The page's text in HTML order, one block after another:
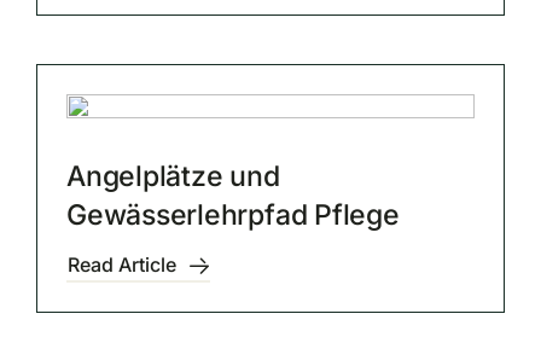
Angelplätze und
Gewässerlehrpfad Pflege
Read Article